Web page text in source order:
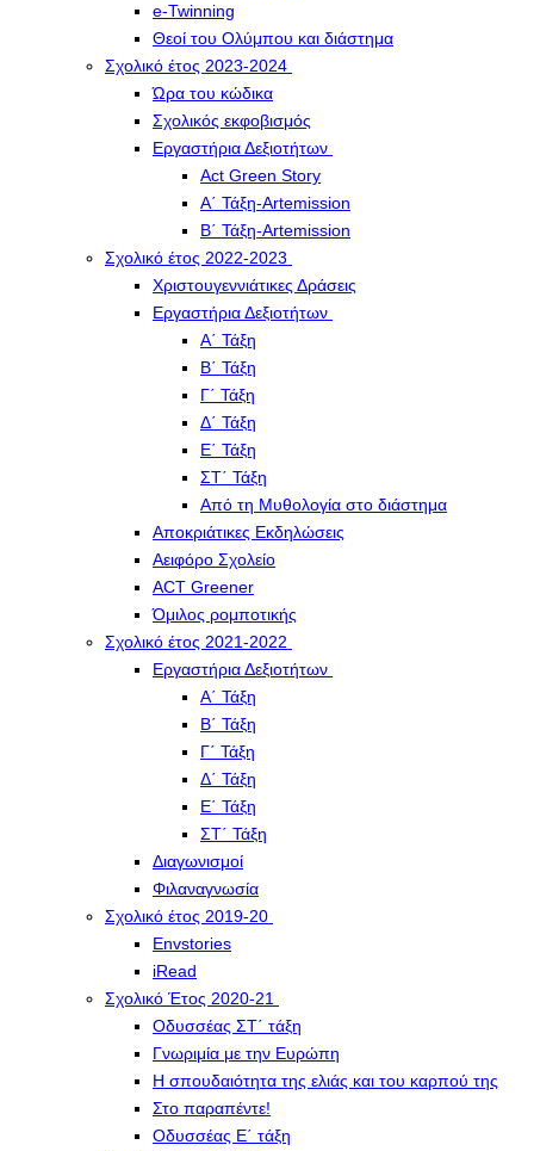
e-Twinning
Θεοί του Ολύμπου και διάστημα
Σχολικό έτος 2023-2024
Ώρα του κώδικα
Σχολικός εκφοβισμός
Εργαστήρια Δεξιοτήτων
Act Green Story
Α΄ Τάξη-Artemission
Β΄ Τάξη-Artemission
Σχολικό έτος 2022-2023
Χριστουγεννιάτικες Δράσεις
Εργαστήρια Δεξιοτήτων
Α΄ Τάξη
Β΄ Τάξη
Γ΄ Τάξη
Δ΄ Τάξη
Ε΄ Τάξη
ΣΤ΄ Τάξη
Από τη Μυθολογία στο διάστημα
Αποκριάτικες Εκδηλώσεις
Αειφόρο Σχολείο
ACT Greener
Όμιλος ρομποτικής
Σχολικό έτος 2021-2022
Εργαστήρια Δεξιοτήτων
Α΄ Τάξη
Β΄ Τάξη
Γ΄ Τάξη
Δ΄ Τάξη
Ε΄ Τάξη
ΣΤ΄ Τάξη
Διαγωνισμοί
Φιλαναγνωσία
Σχολικό έτος 2019-20
Envstories
iRead
Σχολικό Έτος 2020-21
Οδυσσέας ΣΤ΄ τάξη
Γνωριμία με την Ευρώπη
Η σπουδαιότητα της ελιάς και του καρπού της
Στο παραπέντε!
Οδυσσέας Ε΄ τάξη